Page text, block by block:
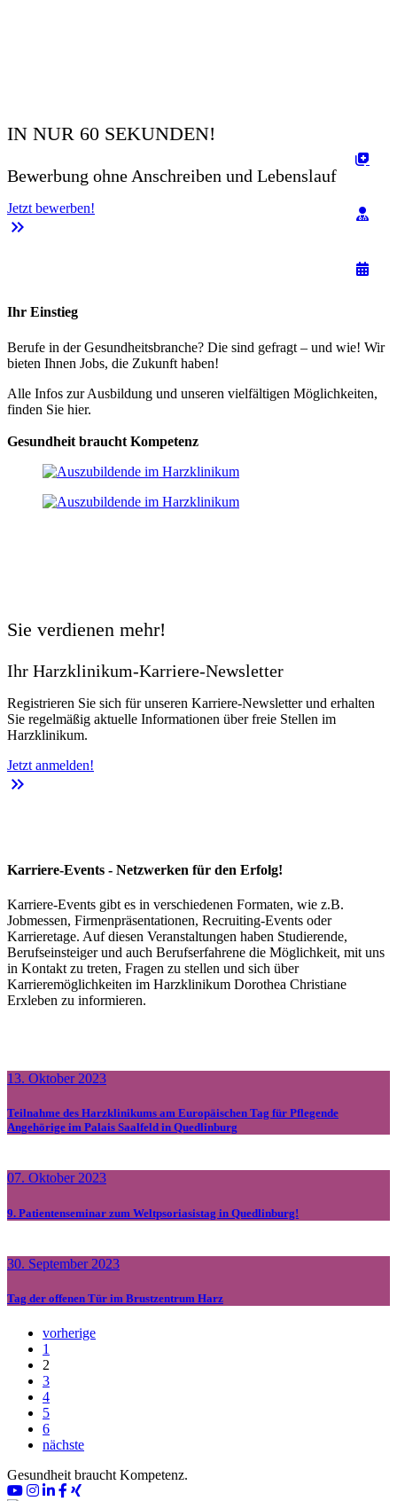
IN NUR 60 SEKUNDEN!
Bewerbung ohne Anschreiben und Lebenslauf
Jetzt bewerben!
keyboard_double_arrow_right
Ihr Einstieg
Berufe in der Gesundheitsbranche? Die sind gefragt – und wie! Wir
bieten Ihnen Jobs, die Zukunft haben!
Alle Infos zur Ausbildung und unseren vielfältigen Möglichkeiten,
finden Sie hier.
Gesundheit braucht Kompetenz
Sie verdienen mehr!
Ihr Harzklinikum-Karriere-Newsletter
Registrieren Sie sich für unseren Karriere-Newsletter und erhalten
Sie regelmäßig aktuelle Informationen über freie Stellen im
Harzklinikum.
Jetzt anmelden!
keyboard_double_arrow_right
Karriere-Events - Netzwerken für den Erfolg!
Karriere-Events gibt es in verschiedenen Formaten, wie z.B.
Jobmessen, Firmenpräsentationen, Recruiting-Events oder
Karrieretage. Auf diesen Veranstaltungen haben Studierende,
Berufseinsteiger und auch Berufserfahrene die Möglichkeit, mit uns
in Kontakt zu treten, Fragen zu stellen und sich über
Karrieremöglichkeiten im Harzklinikum Dorothea Christiane
Erxleben zu informieren.
13. Oktober 2023
Teilnahme des Harzklinikums am Europäischen Tag für Pflegende
Angehörige im Palais Saalfeld in Quedlinburg
07. Oktober 2023
9. Patientenseminar zum Weltpsoriasistag in Quedlinburg!
30. September 2023
Tag der offenen Tür im Brustzentrum Harz
vorherige
1
2
3
4
5
6
nächste
Gesundheit braucht Kompetenz.